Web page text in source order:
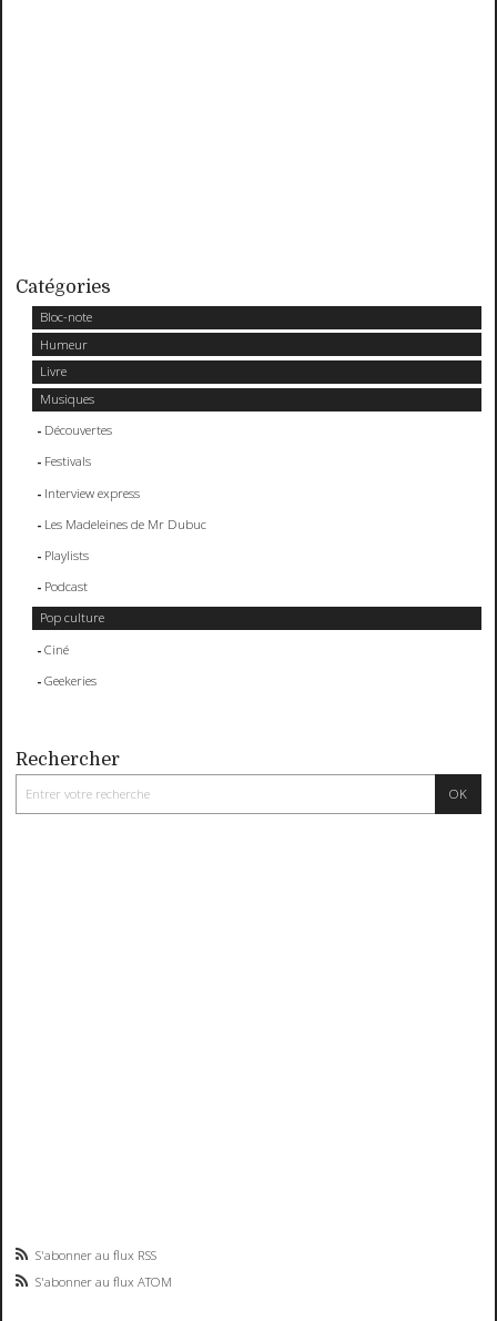
Catégories
Bloc-note
Humeur
Livre
Musiques
Découvertes
Festivals
Interview express
Les Madeleines de Mr Dubuc
Playlists
Podcast
Pop culture
Ciné
Geekeries
Rechercher
S'abonner au flux RSS
S'abonner au flux ATOM